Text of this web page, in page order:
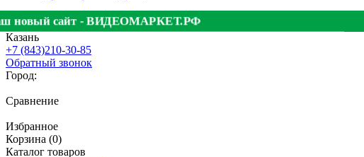
Наш новый сайт - ВИДЕОМАРКЕТ.РФ
Казань
+7 (843)210-30-85
Обратный звонок
Город:
Сравнение
Избранное
Корзина (0)
Каталог товаров